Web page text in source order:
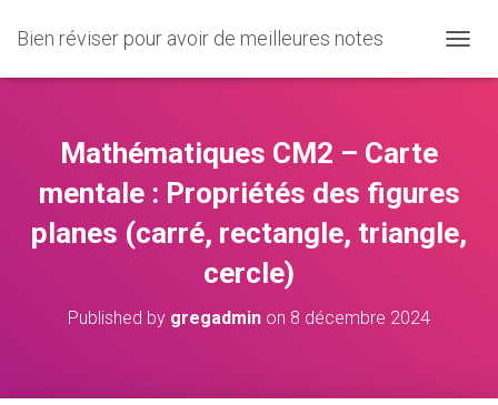
Bien réviser pour avoir de meilleures notes
U
F
R
Mathématiques CM2 – Carte
mentale : Propriétés des figures
planes (carré, rectangle, triangle,
cercle)
Published by gregadmin on 8 décembre 2024